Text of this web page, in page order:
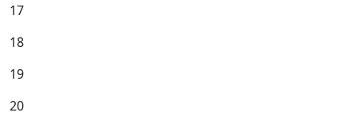
17
18
19
20